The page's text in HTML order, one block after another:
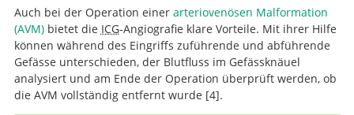
Auch bei der Operation einer arteriovenösen Malformation
(AVM)bietet die ICG-Angiografie klare Vorteile. Mit ihrer Hilfe
können während des Eingriffs zuführende und abführende
Gefässe unterschieden, der Blutfluss im Gefässknäuel
analysiert und am Ende der Operation überprüft werden, ob
die AVM vollständig entfernt wurde 4 .